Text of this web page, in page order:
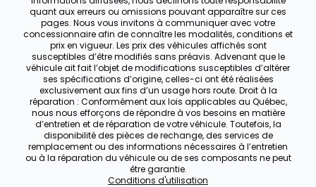
quant aux erreurs ou omissions pouvant apparaître sur ces
pages. Nous vous invitons à communiquer avec votre
concessionnaire afin de connaître les modalités, conditions et
prix en vigueur. Les prix des véhicules affichés sont
susceptibles d’être modifiés sans préavis. Advenant que le
véhicule ait fait l’objet de modifications susceptibles d’altérer
ses spécifications d’origine, celles-ci ont été réalisées
exclusivement aux fins d’un usage hors route. Droit à la
réparation : Conformément aux lois applicables au Québec,
nous nous efforçons de répondre à vos besoins en matière
d’entretien et de réparation de votre véhicule. Toutefois, la
disponibilité des pièces de rechange, des services de
remplacement ou des informations nécessaires à l’entretien
ou à la réparation du véhicule ou de ses composants ne peut
être garantie.
Conditions d'utilisation